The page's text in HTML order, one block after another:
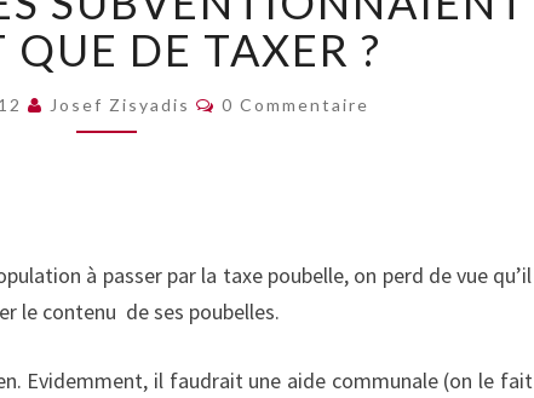
LES
MUNICIPALITÉS
SUBVENTIONNAIENT
PLUTÔT
QUE
QUE DE TAXER ?
Josef Zisyadis Commentaires
0 Commentaire
à passer par la taxe poubelle, on perd de vue qu’il
le contenu de ses poubelles.
Evidemment, il faudrait une aide communale (on le fait